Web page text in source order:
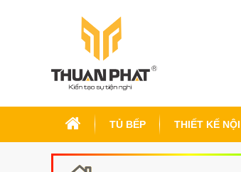
TỦ BẾP THIẾT KẾ